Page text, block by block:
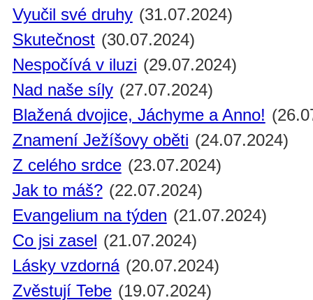
Vyučil své druhy (31.07.2024)
Skutečnost (30.07.2024)
Nespočívá v iluzi (29.07.2024)
Nad naše síly (27.07.2024)
Blažená dvojice, Jáchyme a Anno!
Znamení Ježíšovy oběti (24.07.2024)
Z celého srdce (23.07.2024)
Jak to máš? (22.07.2024)
Evangelium na týden (21.07.2024)
Co jsi zasel (21.07.2024)
Lásky vzdorná (20.07.2024)
Zvěstují Tebe (19.07.2024)